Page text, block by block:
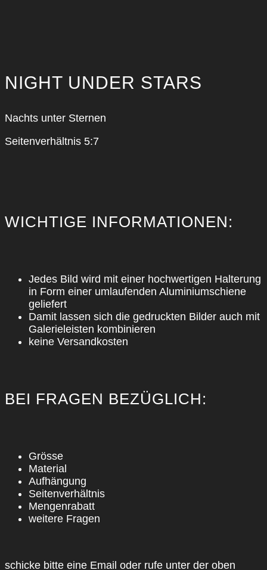
NIGHT UNDER STARS
Nachts unter Ster­nen
Sei­ten­ver­hält­nis 5:7
WICH­TI­GE INFOR­MA­TIO­NEN:
Jedes Bild wird mit einer hoch­wer­ti­gen Hal­te­rung
in Form einer umlau­fen­den Alu­mi­ni­um­schie­ne
gelie­fert
Damit las­sen sich die gedruck­ten Bil­der auch mit
Gale­rie­leis­ten kom­bi­nie­ren
kei­ne Ver­sand­kos­ten
BEI FRA­GEN BEZÜG­LICH:
Grös­se
Mate­ri­al
Auf­hän­gung
Sei­ten­ver­hält­nis
Men­gen­ra­batt
wei­te­re Fra­gen
schi­cke bit­te eine Email oder rufe unter der oben